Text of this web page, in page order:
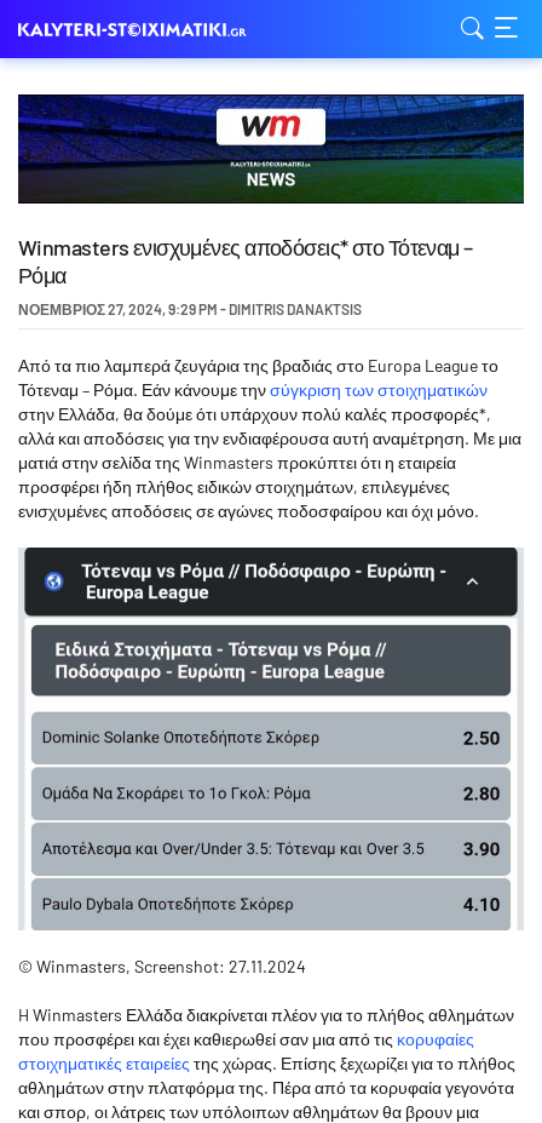
Winmasters ενισχυμένες αποδόσεις* στο Τότεναμ –
Ρόμα
ΝΟΈΜΒΡΙΟΣ 27, 2024,9:29 PM - DIMITRIS DANAKTSIS
Από τα πιο λαμπερά ζευγάρια της βραδιάς στο Europa League το
Τότεναμ – Ρόμα. Εάν κάνουμε τηνσύγκριση των στοιχηματικών
στην Ελλάδα, θα δούμε ότι υπάρχουν πολύ καλές προσφορές*,
αλλά και αποδόσεις για την ενδιαφέρουσα αυτή αναμέτρηση. Με μια
ματιά στην σελίδα της Winmasters προκύπτει ότι η εταιρεία
προσφέρει ήδη πλήθος ειδικών στοιχημάτων, επιλεγμένες
ενισχυμένες αποδόσεις σε αγώνες ποδοσφαίρου και όχι μόνο.
© Winmasters, Screenshot: 27.11.2024
H Winmasters Ελλάδα διακρίνεται πλέον για το πλήθος αθλημάτων
που προσφέρει και έχει καθιερωθεί σαν μια από τις κορυφαίες
στοιχηματικές εταιρείες της χώρας. Επίσης ξεχωρίζει για το πλήθος
αθλημάτων στην πλατφόρμα της. Πέρα από τα κορυφαία γεγονότα
και σπορ, οι λάτρεις των υπόλοιπων αθλημάτων θα βρουν μια